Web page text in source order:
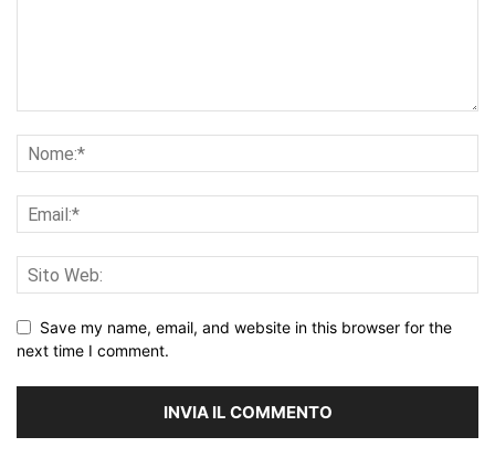
Save my name, email, and website in this browser for the
next time I comment.